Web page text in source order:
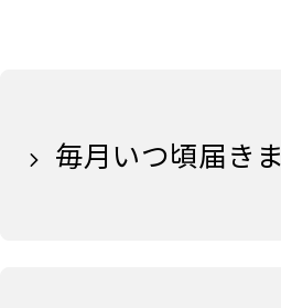
毎月いつ頃届き